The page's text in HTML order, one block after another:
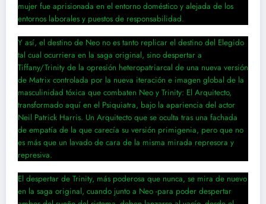
mujer fue aprisionada en el entorno doméstico y alejada de los
entornos laborales y puestos de responsabilidad.
Y así, el destino de Neo no es tanto replicar el destino del Elegido
tal cual ocurriera en la saga original, sino despertar a
Tiffany/Trinity de la opresión heteropatriarcal de una nueva versión
de Matrix controlada por la nueva iteración e imagen global de la
masculinidad tóxica que combaten Neo y Trinity: El Arquitecto,
transformado aquí en el Psiquiatra, bajo la apariencia del actor
Neil Patrick Harris. Un Arquitecto que se oculta tras una fachada
de empatía de la que carecía su versión primigenia, pero que no
es más que un lavado de cara de la misma mirada represora y
represiva.
El despertar de Trinity, más poderosa que nunca, se mira de nuevo
en la saga original, cuando junto a Neo -para poder despertar